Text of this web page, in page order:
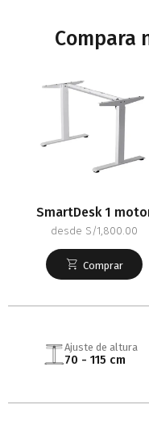
Compara
SmartDesk 1
desde S/1,800.00
Comprar
Ajuste de altura
70 - 115 cm